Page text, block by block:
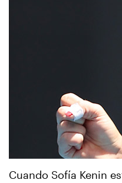
Cuando Sofía Kenin